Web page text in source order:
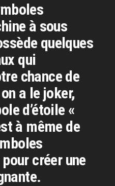
à sous
quelques
qui
chance de
a le joker,
d’étoile «
à même de
créer une